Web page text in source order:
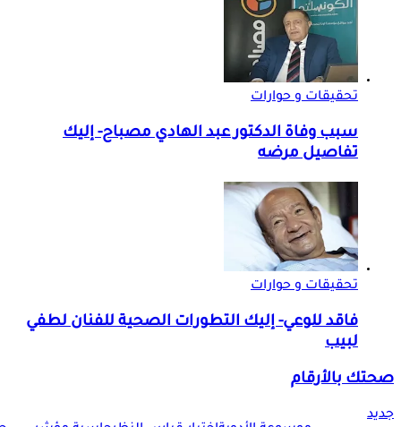
تحقيقات و حوارات
سبب وفاة الدكتور عبد الهادي مصباح- إليك
تفاصيل مرضه
تحقيقات و حوارات
فاقد للوعي- إليك التطورات الصحية للفنان لطفي
لبيب
صحتك بالأرقام
جديد